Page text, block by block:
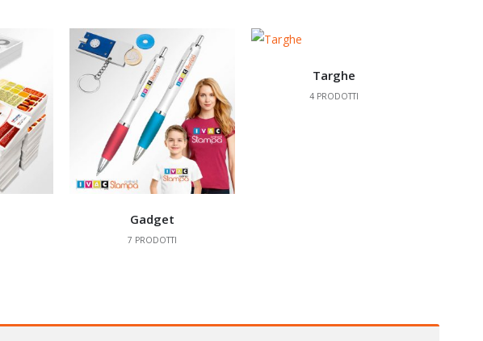
Gadget
7 PRODOTTI
Targhe
4 PRODOTTI